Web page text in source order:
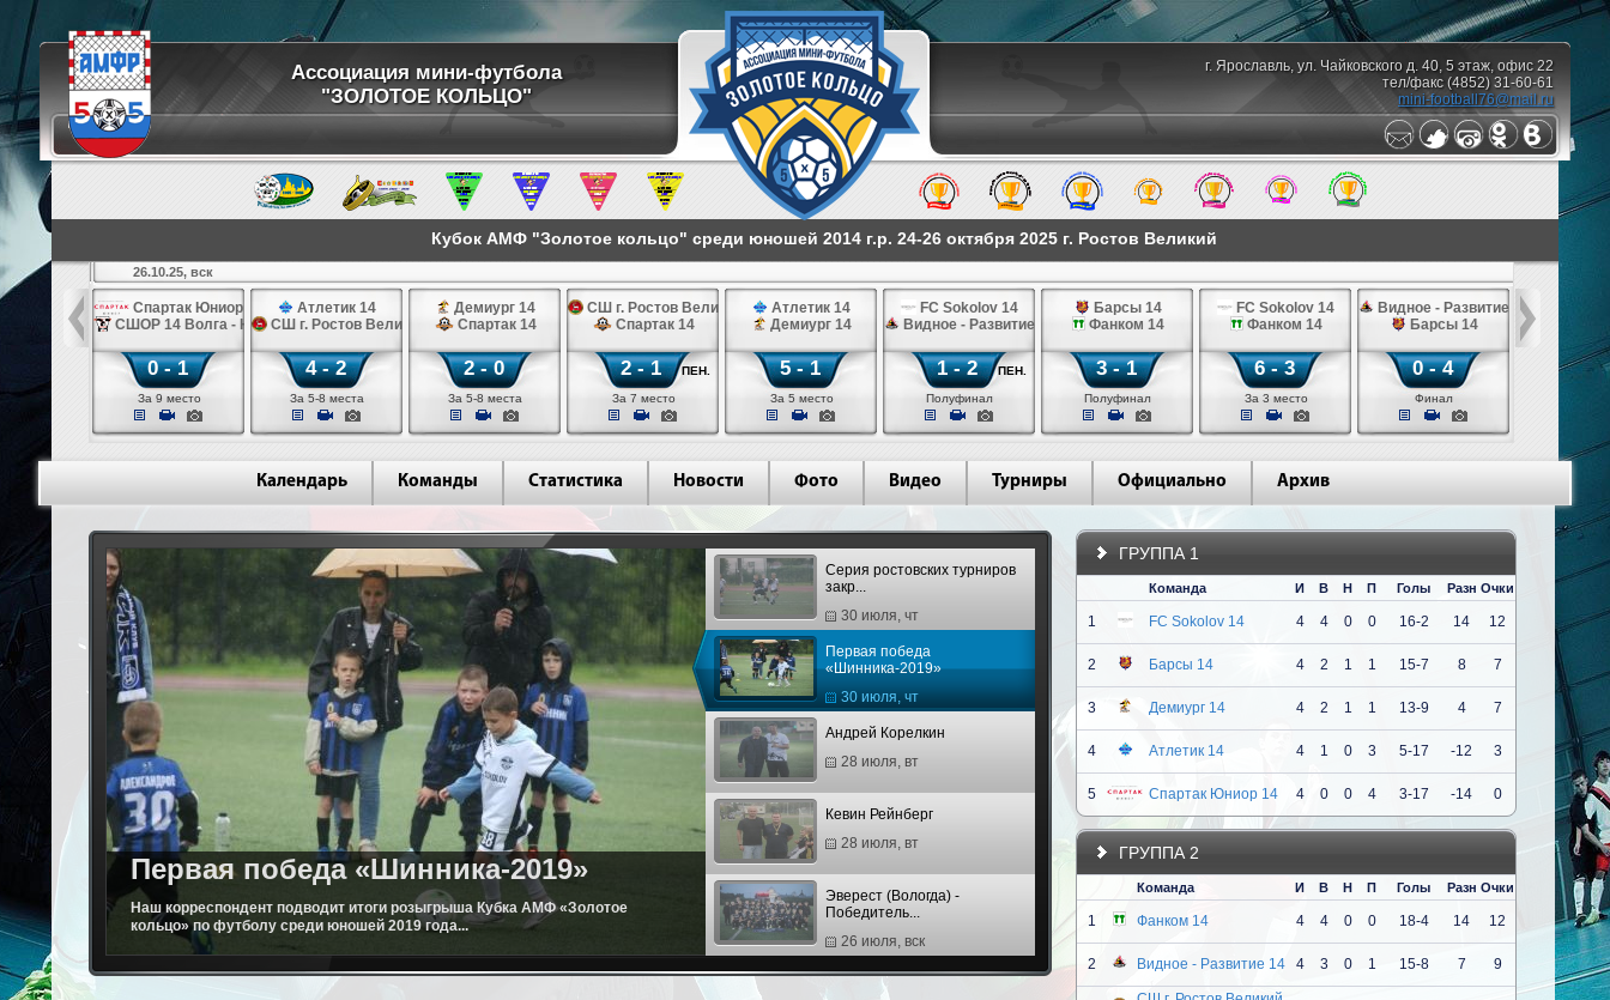
Ассоциация мини-футбола
"ЗОЛОТОЕ КОЛЬЦО"
г. Ярославль, ул. Чайковского д. 40, 5 этаж, офис 22
тел/факс (4852) 31-60-61
mini-football76@mail.ru
Кубок АМФ "Золотое кольцо" среди юношей 2014 г.р. 24-26 октября 2025 г. Ростов Великий
Великий 14
Волга - Юбилейный 14
26.10.25, вск
Спартак Юниор 14
СШОР 14 Волга - Юбилейный 14
0 - 1
За 9 место
Атлетик 14
СШ г. Ростов Великий 14
4 - 2
За 5-8 места
Демиург 14
Спартак 14
2 - 0
За 5-8 места
СШ г. Ростов Великий 14
Спартак 14
2 - 1 ПЕН.
За 7 место
Атлетик 14
Демиург 14
5 - 1
За 5 место
FC Sokolov 14
Видное - Развитие 14
1 - 2 ПЕН.
Полуфинал
Барсы 14
Фанком 14
3 - 1
Полуфинал
FC Sokolov 14
Фанком 14
6 - 3
За 3 место
Видное - Развитие 14
Барсы 14
0 - 4
Финал
Календарь Команды Статистика Новости Фото Видео Турниры Официально Архив
Первая победа «Шинника-2019»
Наш корреспондент подводит итоги розыгрыша Кубка АМФ «Золотое
кольцо» по футболу среди юношей 2019 года...
Серия ростовских турниров
закр...
30 июля, чт
Первая победа
«Шинника-2019»
30 июля, чт
Андрей Корелкин
28 июля, вт
Кевин Рейнберг
28 июля, вт
Эверест (Вологда) -
Победитель...
26 июля, вск
Шинник (Ярославль) -
Победите...
ГРУППА 1
Команда И В Н П Голы Разн Очки
1 FC Sokolov 14 4 4 0 0 16-2 14 12
2 Барсы 14 4 2 1 1 15-7 8 7
3 Демиург 14 4 2 1 1 13-9 4 7
4 Атлетик 14 4 1 0 3 5-17 -12 3
5 Спартак Юниор 14 4 0 0 4 3-17 -14 0
ГРУППА 2
Команда И В Н П Голы Разн Очки
1 Фанком 14 4 4 0 0 18-4 14 12
2 Видное - Развитие 14 4 3 0 1 15-8 7 9